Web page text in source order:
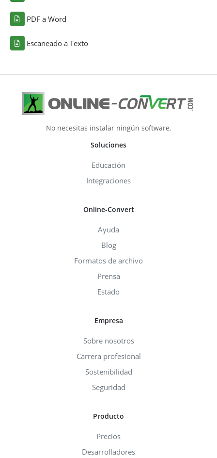
PDF a Word
Escaneado a Texto
No necesitas instalar ningún software.
Soluciones
Educación
Integraciones
Online-Convert
Ayuda
Blog
Formatos de archivo
Prensa
Estado
Empresa
Sobre nosotros
Carrera profesional
Sostenibilidad
Seguridad
Producto
Precios
Desarrolladores